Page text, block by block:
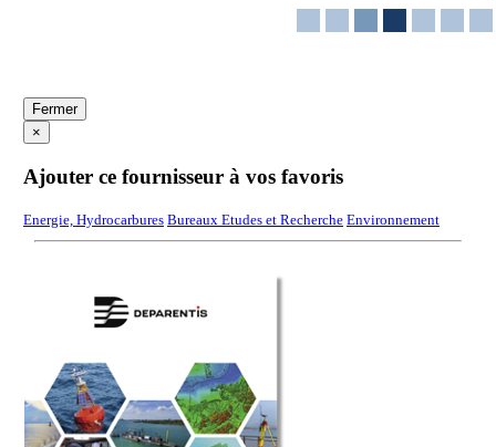
Fermer
×
Ajouter ce fournisseur à vos favoris
Energie, Hydrocarbures Bureaux Etudes et Recherche Environnement